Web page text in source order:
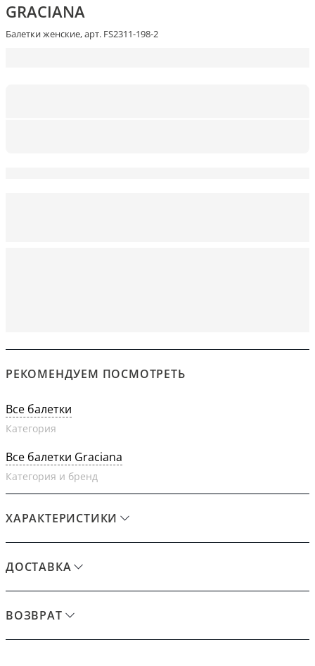
GRACIANA
Балетки женские, арт. FS2311-198-2
РЕКОМЕНДУЕМ ПОСМОТРЕТЬ
Все балетки
Категория
Все балетки Graciana
Категория и бренд
ХАРАКТЕРИСТИКИ
ДОСТАВКА
ВОЗВРАТ